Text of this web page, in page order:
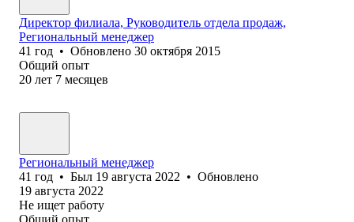
Директор филиала, Руководитель отдела продаж,
Региональный менеджер
41 год • Обновлено 30 октября 2015
Общий опыт
20 лет 7 месяцев
Региональный менеджер
41 год • Был 19 августа 2022 • Обновлено
19 августа 2022
Не ищет работу
Общий опыт